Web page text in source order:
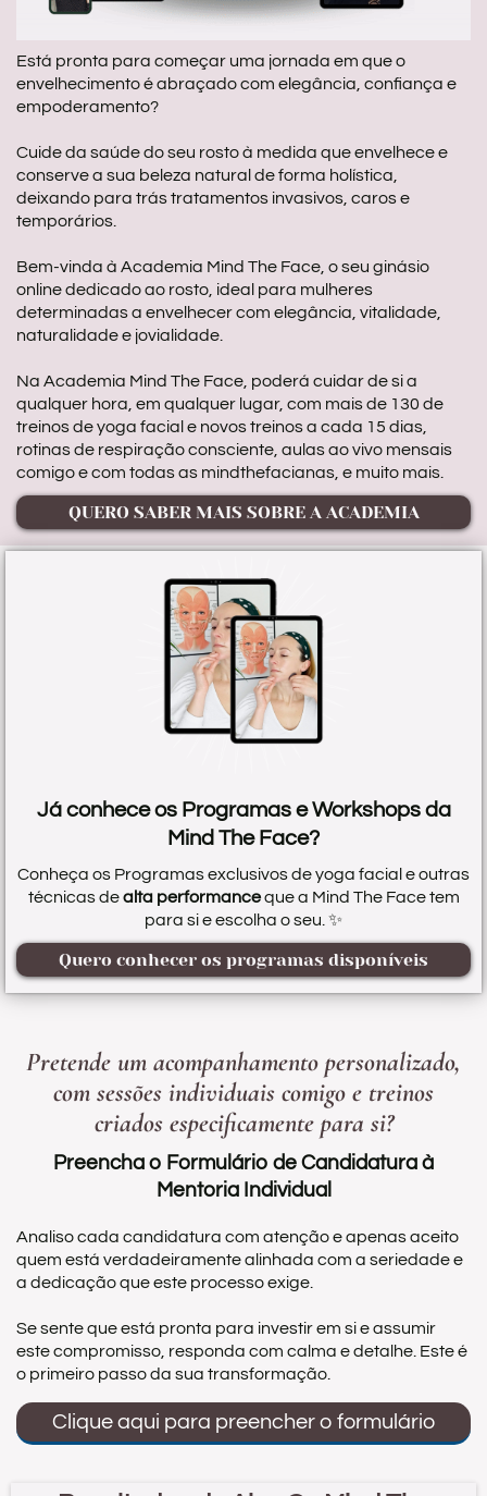
Está pronta para começar uma jornada em que o
envelhecimento é abraçado com elegância, confiança e
empoderamento?
Cuide da saúde do seu rosto à medida que envelhece e
conserve a sua beleza natural de forma holística,
deixando para trás tratamentos invasivos, caros e
temporários.
Bem-vinda à Academia Mind The Face, o seu ginásio
online dedicado ao rosto, ideal para mulheres
determinadas a envelhecer com elegância, vitalidade,
naturalidade e jovialidade.
Na Academia Mind The Face, poderá cuidar de si a
qualquer hora, em qualquer lugar, com mais de 130 de
treinos de yoga facial e novos treinos a cada 15 dias,
rotinas de respiração consciente, aulas ao vivo mensais
comigo e com todas as mindthefacianas, e muito mais.
QUERO SABER MAIS SOBRE A ACADEMIA
Já conhece os Programas e Workshops da
Mind The Face?
Conheça os Programas exclusivos de yoga facial e outras
técnicas dealta performanceque a Mind The Face tem
para si e escolha o seu. ✨
Quero conhecer os programas disponíveis
Pretende um acompanhamento personalizado,
com sessões individuais comigo e treinos
criados especificamente para si?
Preencha o Formulário de Candidatura à
Mentoria Individual
Analiso cada candidatura com atenção e apenas aceito
quem está verdadeiramente alinhada com a seriedade e
a dedicação que este processo exige.
Se sente que está pronta para investir em si e assumir
este compromisso, responda com calma e detalhe. Este é
o primeiro passo da sua transformação.
Clique aqui para preencher o formulário